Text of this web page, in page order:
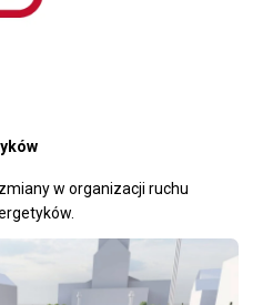
w organizacji ruchu